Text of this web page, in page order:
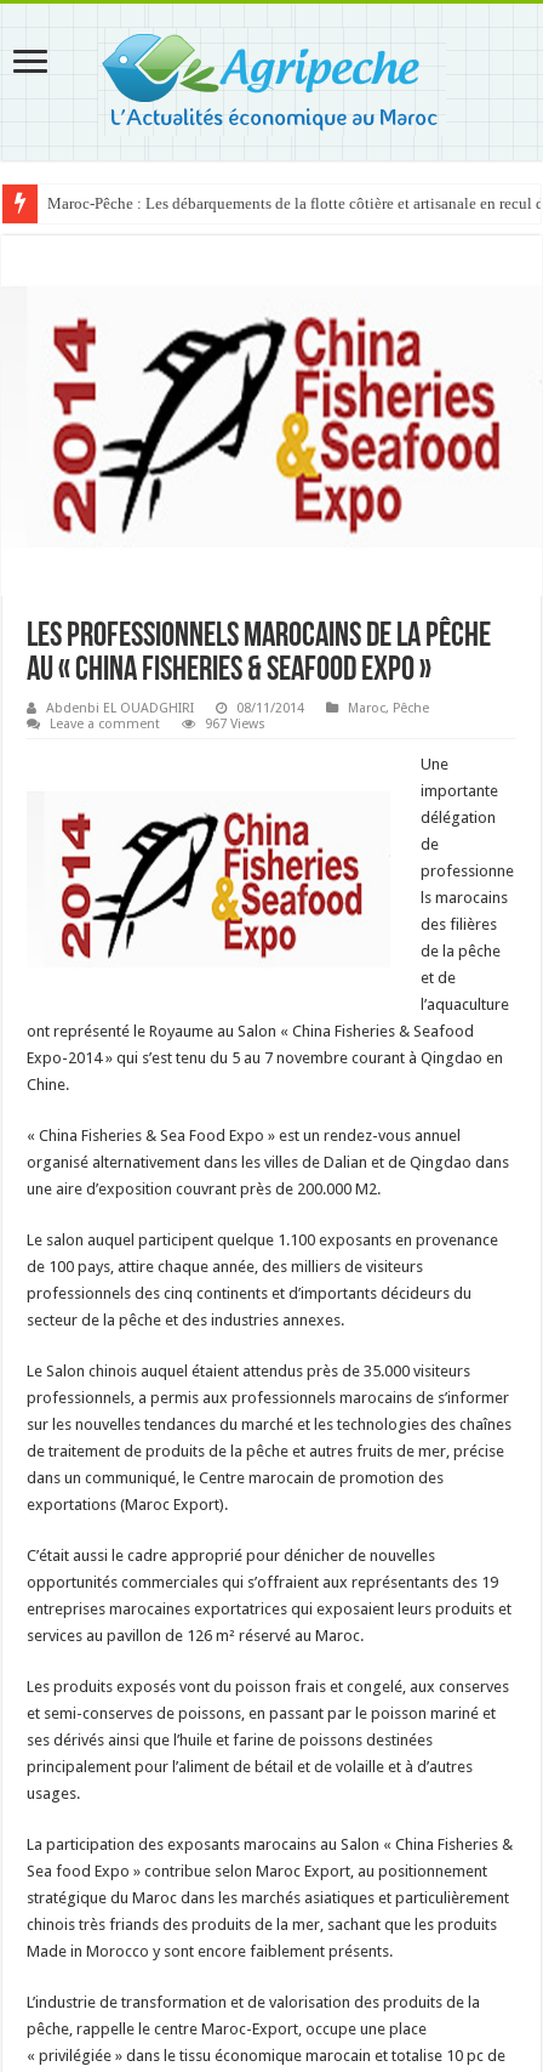
Maroc-Pêche : Les débarquements de la flotte côtière et artisanale en recul
Les professionnels marocains de la pêche
au « China Fisheries & Seafood Expo »
Abdenbi EL OUADGHIRI 08/11/2014 Maroc, Pêche
Leave a comment
967 Views
Une
importante
délégation
de
professionne
ls marocains
des filières
de la pêche
et de
l’aquaculture
ont représenté le Royaume au Salon « China Fisheries & Seafood
Expo-2014 » qui s’est tenu du 5 au 7 novembre courant à Qingdao en
Chine.
« China Fisheries & Sea Food Expo » est un rendez-vous annuel
organisé alternativement dans les villes de Dalian et de Qingdao dans
une aire d’exposition couvrant près de 200.000 M2.
Le salon auquel participent quelque 1.100 exposants en provenance
de 100 pays, attire chaque année, des milliers de visiteurs
professionnels des cinq continents et d’importants décideurs du
secteur de la pêche et des industries annexes.
Le Salon chinois auquel étaient attendus près de 35.000 visiteurs
professionnels, a permis aux professionnels marocains de s’informer
sur les nouvelles tendances du marché et les technologies des chaînes
de traitement de produits de la pêche et autres fruits de mer, précise
dans un communiqué, le Centre marocain de promotion des
exportations (Maroc Export).
C’était aussi le cadre approprié pour dénicher de nouvelles
opportunités commerciales qui s’offraient aux représentants des 19
entreprises marocaines exportatrices qui exposaient leurs produits et
services au pavillon de 126 m² réservé au Maroc.
Les produits exposés vont du poisson frais et congelé, aux conserves
et semi-conserves de poissons, en passant par le poisson mariné et
ses dérivés ainsi que l’huile et farine de poissons destinées
principalement pour l’aliment de bétail et de volaille et à d’autres
usages.
La participation des exposants marocains au Salon « China Fisheries &
Sea food Expo » contribue selon Maroc Export, au positionnement
stratégique du Maroc dans les marchés asiatiques et particulièrement
chinois très friands des produits de la mer, sachant que les produits
Made in Morocco y sont encore faiblement présents.
L’industrie de transformation et de valorisation des produits de la
pêche, rappelle le centre Maroc-Export, occupe une place
« privilégiée » dans le tissu économique marocain et totalise 10 pc de